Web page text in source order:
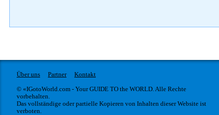
Über uns Partner
Kontakt
© «IGotoWorld.com - Your GUIDE TO the WORLD. Alle Rechte
vorbehalten.
Das vollständige oder partielle Kopieren von Inhalten dieser Website ist
verboten.